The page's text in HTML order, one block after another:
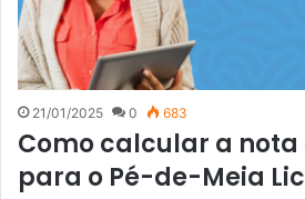
21/01/2025 0 683
Como calcular a nota
para o Pé-de-Meia